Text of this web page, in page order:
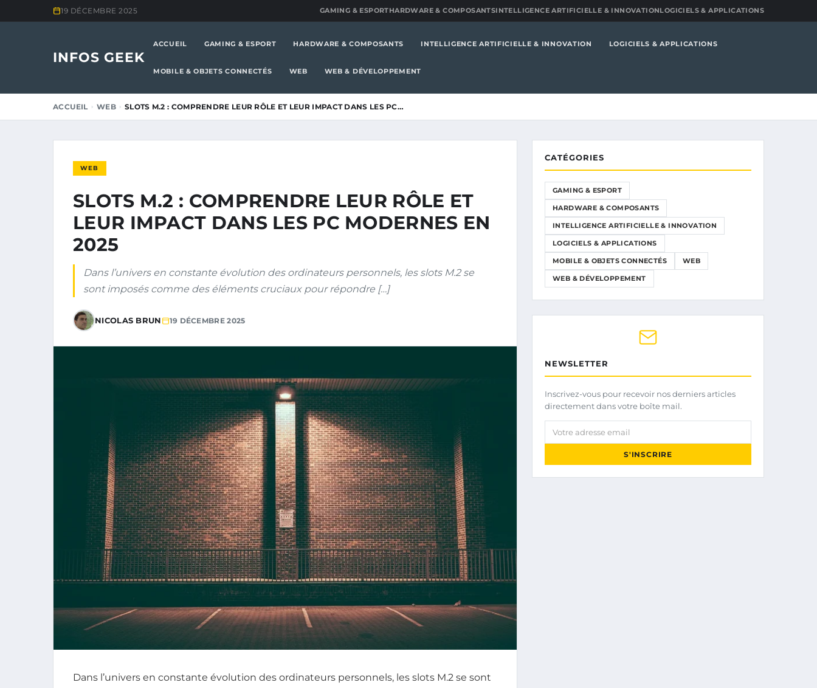
19 DÉCEMBRE 2025 GAMING & ESPORTHARDWARE & COMPOSANTSINTELLIGENCE ARTIFICIELLE & INNOVATIONLOGICIELS & APPLICATIONS
INFOS GEEK
ACCUEIL GAMING & ESPORT HARDWARE & COMPOSANTS INTELLIGENCE ARTIFICIELLE & INNOVATION LOGICIELS & APPLICATIONS
MOBILE & OBJETS CONNECTÉS WEB WEB & DÉVELOPPEMENT
ACCUEIL WEB SLOTS M.2 : COMPRENDRE LEUR RÔLE ET LEUR IMPACT DANS LES PC…
WEB
SLOTS M.2 : COMPRENDRE LEUR RÔLE ET
LEUR IMPACT DANS LES PC MODERNES EN
2025
Dans l’univers en constante évolution des ordinateurs personnels, les slots M.2 se
sont imposés comme des éléments cruciaux pour répondre […]
NICOLAS BRUN 19 DÉCEMBRE 2025
Dans l’univers en constante évolution des ordinateurs personnels, les slots M.2 se sont
CATÉGORIES
GAMING & ESPORT
HARDWARE & COMPOSANTS
INTELLIGENCE ARTIFICIELLE & INNOVATION
LOGICIELS & APPLICATIONS
MOBILE & OBJETS CONNECTÉS WEB
WEB & DÉVELOPPEMENT
NEWSLETTER
Inscrivez-vous pour recevoir nos derniers articles
directement dans votre boîte mail.
Votre adresse email
S'INSCRIRE